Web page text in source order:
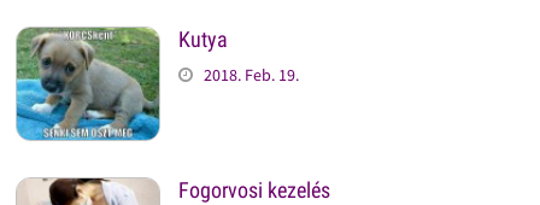
Kutya
2018. Feb. 19.
Fogorvosi kezelés